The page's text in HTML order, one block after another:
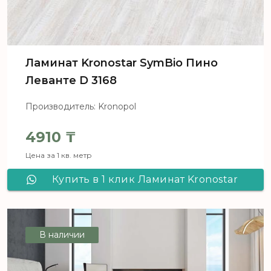
Ламинат Kronostar SymBio Пино
Леванте D 3168
Производитель: Kronopol
4910 ₸
Цена за 1 кв. метр
Купить в 1 клик Ламинат Kronostar
В наличии